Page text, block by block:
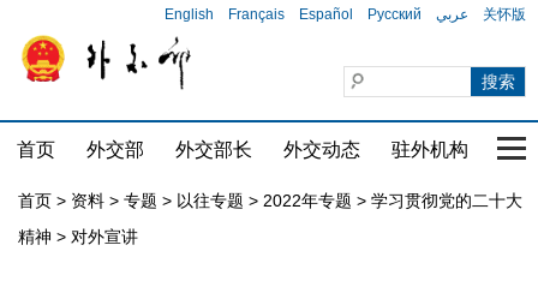
English Français Español Русский عربي 关怀版
首页 外交部 外交部长 外交动态 驻外机构 国
首页 > 资料 > 专题 > 以往专题 > 2022年专题 > 学习贯彻党的二十大
精神 > 对外宣讲